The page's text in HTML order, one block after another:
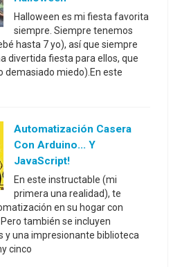
Halloween es mi fiesta favorita
siempre. Siempre tenemos
hasta 7 yo), así que siempre
divertida fiesta para ellos, que
demasiado miedo).En este
Automatización Casera
Con Arduino... Y
JavaScript!
En este instructable (mi
primera una realidad), te
en su hogar con
también se incluyen
y una impresionante biblioteca
cinco